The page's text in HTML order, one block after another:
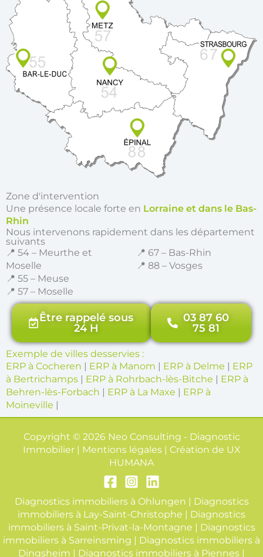
Zone d'intervention
Une présence locale forte en Lorraine et dans le Bas-
Rhin
Nous intervenons rapidement dans les département
suivants
📍 54 – Meurthe et
Moselle
📍 55 – Meuse
📍 57 – Moselle
📍 67 – Bas-Rhin
📍 88 – Vosges
Être rappelé sous
24 H
03 87 60
75 81
Exemple de villes desservies :
ERP à Cocheren | ERP à Manom | ERP à Delme | ERP
à Bertrichamps | ERP à Rohrbach-lès-Bitche | ERP à
Behren-lès-Forbach | ERP à La Maxe | ERP à
Moineville |
Copyright © 2026 Neo Consulting - Diagnostic
Immobilier | Mentions légales | Création de UX
HUMANA
Diagnostics immobiliers à Ohlungen | Diagnostics
immobiliers à Lay-Saint-Christophe | Diagnostics
immobiliers à Saint-Privat-la-Montagne | Diagnostics
immobiliers à Sarreinsming | Diagnostics immobiliers à
Dingsheim | Diagnostics immobiliers à Piennes |